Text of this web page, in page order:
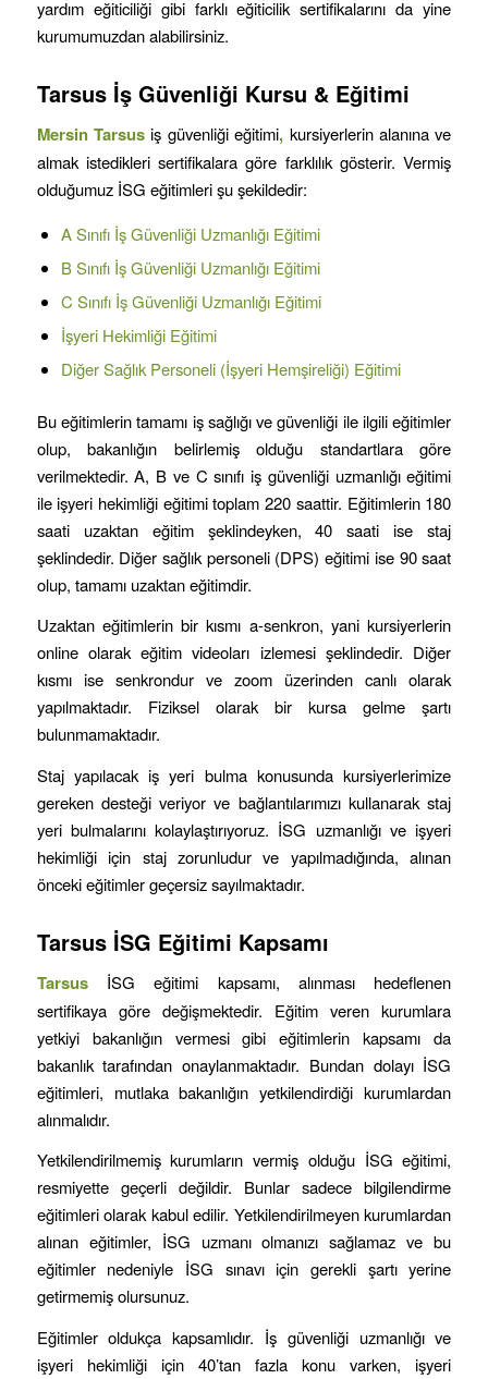
yardım eğiticiliği gibi farklı eğiticilik sertifikalarını da yine
kurumumuzdan alabilirsiniz.
Tarsus İş Güvenliği Kursu & Eğitimi
Mersin Tarsusiş güvenliği eğitimi, kursiyerlerin alanına ve
almak istedikleri sertifikalara göre farklılık gösterir. Vermiş
olduğumuz İSG eğitimleri şu şekildedir:
A Sınıfı İş Güvenliği Uzmanlığı Eğitimi
B Sınıfı İş Güvenliği Uzmanlığı Eğitimi
C Sınıfı İş Güvenliği Uzmanlığı Eğitimi
İşyeri Hekimliği Eğitimi
Diğer Sağlık Personeli (İşyeri Hemşireliği) Eğitimi
Bu eğitimlerin tamamı iş sağlığı ve güvenliği ile ilgili eğitimler
olup, bakanlığın belirlemiş olduğu standartlara göre
verilmektedir. A, B ve C sınıfı iş güvenliği uzmanlığı eğitimi
ile işyeri hekimliği eğitimi toplam 220 saattir. Eğitimlerin 180
saati uzaktan eğitim şeklindeyken, 40 saati ise staj
şeklindedir. Diğer sağlık personeli (DPS) eğitimi ise 90 saat
olup, tamamı uzaktan eğitimdir.
Uzaktan eğitimlerin bir kısmı a-senkron, yani kursiyerlerin
online olarak eğitim videoları izlemesi şeklindedir. Diğer
kısmı ise senkrondur ve zoom üzerinden canlı olarak
yapılmaktadır. Fiziksel olarak bir kursa gelme şartı
bulunmamaktadır.
Staj yapılacak iş yeri bulma konusunda kursiyerlerimize
gereken desteği veriyor ve bağlantılarımızı kullanarak staj
yeri bulmalarını kolaylaştırıyoruz. İSG uzmanlığı ve işyeri
hekimliği için staj zorunludur ve yapılmadığında, alınan
önceki eğitimler geçersiz sayılmaktadır.
Tarsus İSG Eğitimi Kapsamı
Tarsus İSG eğitimi kapsamı, alınması hedeflenen
sertifikaya göre değişmektedir. Eğitim veren kurumlara
yetkiyi bakanlığın vermesi gibi eğitimlerin kapsamı da
bakanlık tarafından onaylanmaktadır. Bundan dolayı İSG
eğitimleri, mutlaka bakanlığın yetkilendirdiği kurumlardan
alınmalıdır.
Yetkilendirilmemiş kurumların vermiş olduğu İSG eğitimi,
resmiyette geçerli değildir. Bunlar sadece bilgilendirme
eğitimleri olarak kabul edilir. Yetkilendirilmeyen kurumlardan
alınan eğitimler, İSG uzmanı olmanızı sağlamaz ve bu
eğitimler nedeniyle İSG sınavı için gerekli şartı yerine
getirmemiş olursunuz.
Eğitimler oldukça kapsamlıdır. İş güvenliği uzmanlığı ve
işyeri hekimliği için 40’tan fazla konu varken, işyeri